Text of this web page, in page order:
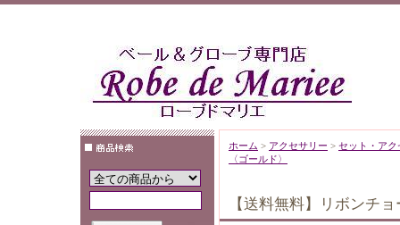
ホーム > アクセサリー > セット・アク
〈ゴールド〉
【送料無料】リボンチ